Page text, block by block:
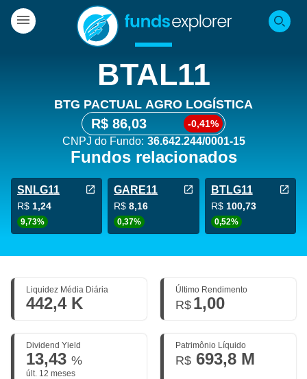
BTAL11
BTG PACTUAL AGRO LOGÍSTICA
R$ 86,03 -0,41%
CNPJ do Fundo: 36.642.244/0001-15
Fundos relacionados
SNLG11
R$ 1,24
9,73%
GARE11
R$8,16
0,37%
BTLG11
R$ 100,73
0,52%
Liquidez Média Diária
442,4 K
Último Rendimento
R$ 1,00
Dividend Yield
13,43 %
últ. 12 meses
Patrimônio Líquido
R$ 693,8 M